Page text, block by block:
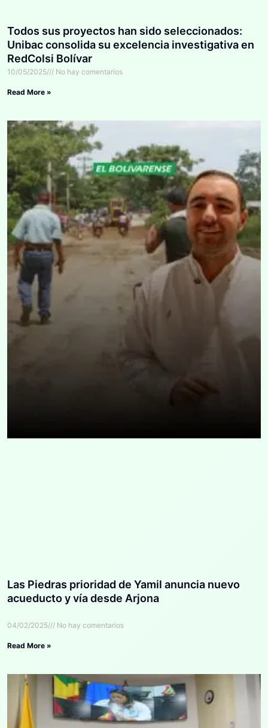
Todos sus proyectos han sido seleccionados:
Unibac consolida su excelencia investigativa en
RedColsi Bolívar
10/05/2025 No hay comentarios
Read More »
Las Piedras prioridad de Yamil anuncia nuevo
acueducto y vía desde Arjona
04/02/2025 No hay comentarios
Read More »